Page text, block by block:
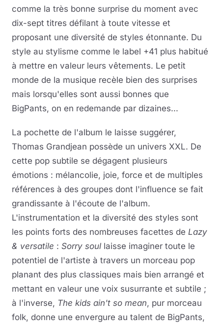
comme la très bonne surprise du moment avec
dix-sept titres défilant à toute vitesse et
proposant une diversité de styles étonnante. Du
style au stylisme comme le label +41 plus habitué
à mettre en valeur leurs vêtements. Le petit
monde de la musique recèle bien des surprises
mais lorsqu'elles sont aussi bonnes que
BigPants, on en redemande par dizaines...
La pochette de l'album le laisse suggérer,
Thomas Grandjean possède un univers XXL. De
cette pop subtile se dégagent plusieurs
émotions : mélancolie, joie, force et de multiples
références à des groupes dont l'influence se fait
grandissante à l'écoute de l'album.
L'instrumentation et la diversité des styles sont
les points forts des nombreuses facettes de Lazy
& versatile : Sorry soul laisse imaginer toute le
potentiel de l'artiste à travers un morceau pop
planant des plus classiques mais bien arrangé et
mettant en valeur une voix susurrante et subtile ;
à l'inverse, The kids ain't so mean, pur morceau
folk, donne une envergure au talent de BigPants,